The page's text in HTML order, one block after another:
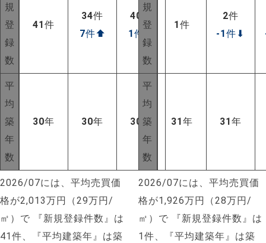
規
登
録
数
41件
34件
7件⬆
40
件
1件
平
均
築
年
数
30年 30年 30 年
2026/07には、平均売買価
格が2,013万円（29万円/
㎡）で 『新規登録件数』は
41件、『平均建築年』は築
規
登
録
数
1件
2件
-1件 ⬇
平
均
築
年
数
31年 31年
2026/07には、平均売買価
格が1,926万円（28万円/
㎡）で 『新規登録件数』は
1件、『平均建築年』は築